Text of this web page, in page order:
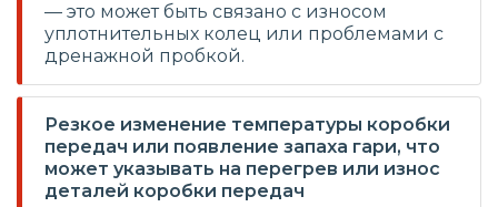
— это может быть связано с износом
уплотнительных колец или проблемами с
дренажной пробкой.
Резкое изменение температуры коробки
передач или появление запаха гари, что
может указывать на перегрев или износ
деталей коробки передач